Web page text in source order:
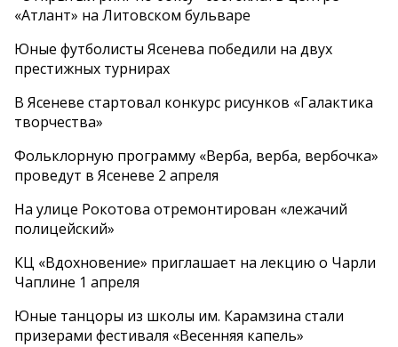
«Атлант» на Литовском бульваре
Юные футболисты Ясенева победили на двух
престижных турнирах
В Ясеневе стартовал конкурс рисунков «Галактика
творчества»
Фольклорную программу «Верба, верба, вербочка»
проведут в Ясеневе 2 апреля
На улице Рокотова отремонтирован «лежачий
полицейский»
КЦ «Вдохновение» приглашает на лекцию о Чарли
Чаплине 1 апреля
Юные танцоры из школы им. Карамзина стали
призерами фестиваля «Весенняя капель»